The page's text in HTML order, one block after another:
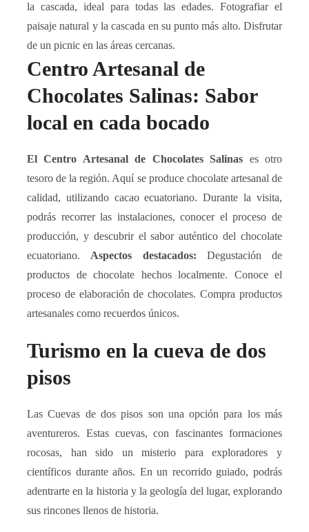
la cascada, ideal para todas las edades. Fotografiar el
paisaje natural y la cascada en su punto más alto. Disfrutar
de un picnic en las áreas cercanas.
Centro Artesanal de
Chocolates Salinas: Sabor
local en cada bocado
El Centro Artesanal de Chocolates Salinas es otro
tesoro de la región. Aquí se produce chocolate artesanal de
calidad, utilizando cacao ecuatoriano. Durante la visita,
podrás recorrer las instalaciones, conocer el proceso de
producción, y descubrir el sabor auténtico del chocolate
ecuatoriano. Aspectos destacados: Degustación de
productos de chocolate hechos localmente. Conoce el
proceso de elaboración de chocolates. Compra productos
artesanales como recuerdos únicos.
Turismo en la cueva de dos
pisos
Las Cuevas de dos pisos son una opción para los más
aventureros. Estas cuevas, con fascinantes formaciones
rocosas, han sido un misterio para exploradores y
científicos durante años. En un recorrido guiado, podrás
adentrarte en la historia y la geología del lugar, explorando
sus rincones llenos de historia.